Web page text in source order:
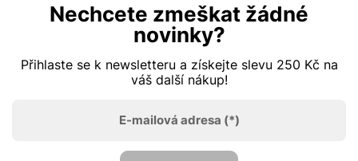
Nechcete zmeškat žádné
novinky?
Přihlaste se k newsletteru a získejte slevu 250 Kč na
váš další nákup!
E-mailová adresa (*)